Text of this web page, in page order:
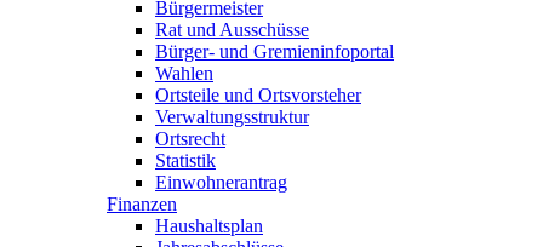
Bürgermeister
Rat und Ausschüsse
Bürger- und Gremieninfoportal
Wahlen
Ortsteile und Ortsvorsteher
Verwaltungsstruktur
Ortsrecht
Statistik
Einwohnerantrag
Finanzen
Haushaltsplan